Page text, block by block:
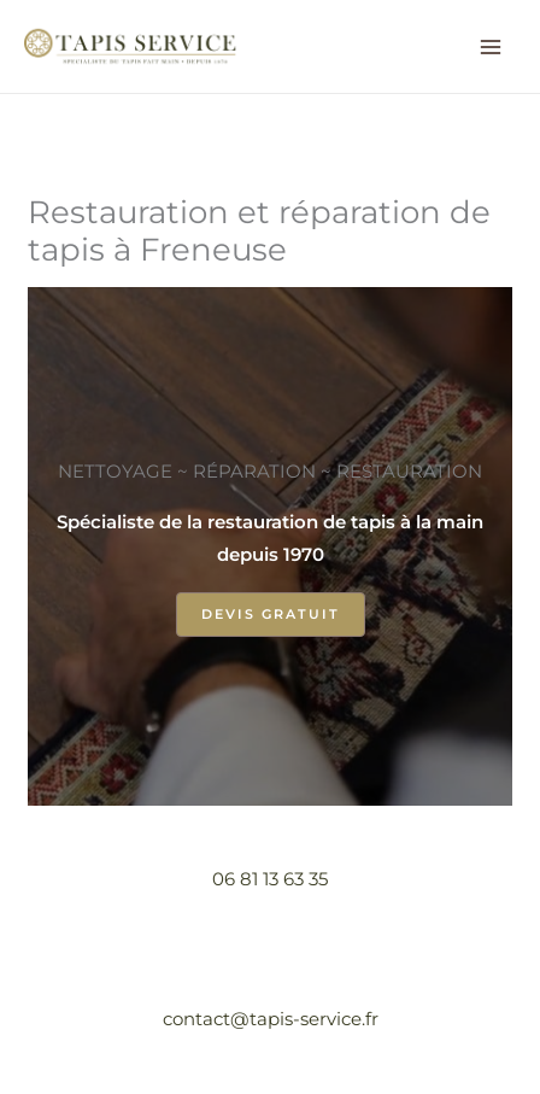
Restauration et réparation de
tapis à Freneuse
NETTOYAGE ~ RÉPARATION ~ RESTAURATION
Spécialiste de la restauration de tapis à la main
depuis 1970
DEVIS GRATUIT
06 81 13 63 35
contact@tapis-service.fr